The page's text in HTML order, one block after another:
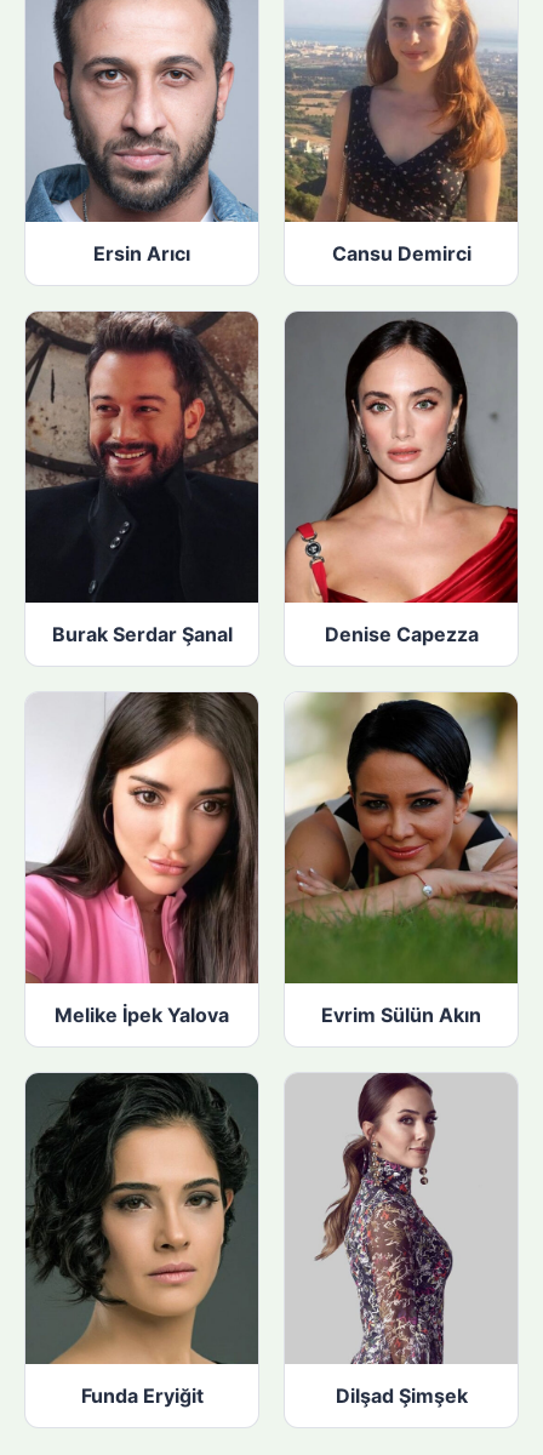
Ersin Arıcı Cansu Demirci
Burak Serdar Şanal Denise Capezza
Melike İpek Yalova Evrim Sülün Akın
Funda Eryiğit Dilşad Şimşek